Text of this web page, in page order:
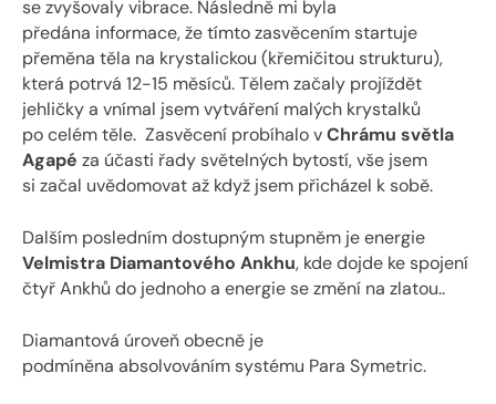
se zvyšovaly vibrace. Následně mi byla
předána informace, že tímto zasvěcením startuje
přeměna těla na krystalickou (křemičitou strukturu),
která potrvá 12-15 měsíců. Tělem začaly projíždět
jehličky a vnímal jsem vytváření malých krystalků
po celém těle. Zasvěcení probíhalo vChrámu světla
Agapé za účasti řady světelných bytostí, vše jsem
si začal uvědomovat až když jsem přicházel k sobě.
Dalším posledním dostupným stupněm je energie
Velmistra Diamantového Ankhu, kde dojde ke spojení
čtyř Ankhů do jednoho a energie se změní na zlatou..
Diamantová úroveň obecně je
podmíněna absolvováním systému Para Symetric.